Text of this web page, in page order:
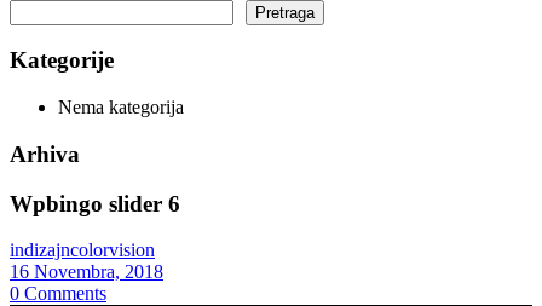
Pretraga
Kategorije
Nema kategorija
Arhiva
Wpbingo slider 6
indizajncolorvision
16 Novembra, 2018
0 Comments